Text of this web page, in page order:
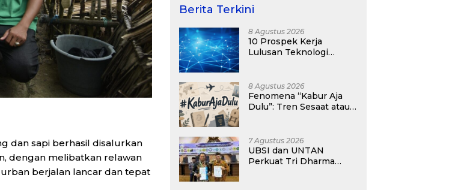
dan sapi berhasil disalurkan
dengan melibatkan relawan
berjalan lancar dan tepat
Berita Terkini
8 Agustus 2026
10 Prospek Kerja
Lulusan Teknologi
Kompetitif di Era Digital
8 Agustus 2026
Fenomena “Kabur Aja
Dulu”: Tren Sesaat atau
Depan?
7 Agustus 2026
UBSI dan UNTAN
Perkuat Tri Dharma